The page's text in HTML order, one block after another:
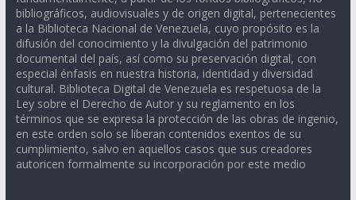
bibliográficos, audiovisuales y de origen digital, pertenecientes
a la Biblioteca Nacional de Venezuela, cuyo propósito es la
difusión del conocimiento y la divulgación del patrimonio
documental del país, así como su preservación digital, con
especial énfasis en nuestra historia, identidad y diversidad
cultural. Biblioteca Digital de Venezuela es respetuosa de la
Ley sobre el Derecho de Autor y su reglamento en los
términos que se expresa la protección de las obras de ingenio,
en este orden solo se liberan contenidos exentos de su
cumplimiento, salvo en aquellos casos que sus creadores
autoricen formalmente su incorporación por este medio